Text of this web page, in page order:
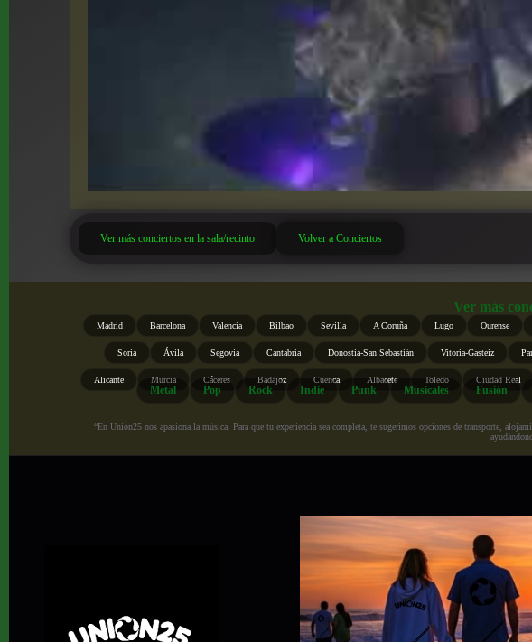
Ver más conciertos en la sala/recinto Volver a Conciertos
Ver más
Madrid Barcelona Valencia Bilbao Sevilla A Coruña Lugo Ourense
Soria Ávila Segovia Cantabria Donostia-San Sebastián Vitoria-Gasteiz
Alicante Murcia Cáceres Badajoz Cuenca Albacete Toledo Ciudad Real
Metal Pop Rock Indie Punk Musicales Fusión
“En Union25 nos apasiona la música. Para que tu experiencia sea completa, te sugerimos opciones de transporte,